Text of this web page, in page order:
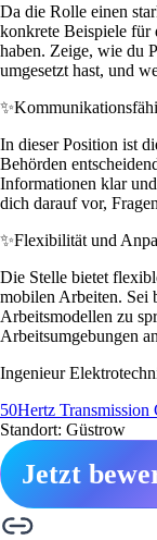
Da die Rolle einen
konkrete Beispiele für
haben. Zeige, wie du
umgesetzt hast, und
✨
In dieser Position ist
Behörden
Informationen klar
dich darauf vor,
✨Flexibilität und
Die Stelle bietet
mobilen Arbeiten. Sei
Arbeitsmodellen zu
Arbeitsumgebungen
Ingenieur
50Hertz Transmission
Standort: Güstrow
Jetzt